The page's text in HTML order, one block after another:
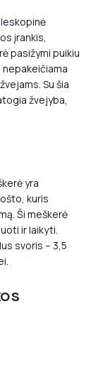
įrankis,
pasižymi puikiu
Su šia
žvejyba,
yra
kuris
Ši meškerė
ir laikyti.
svoris – 3,5